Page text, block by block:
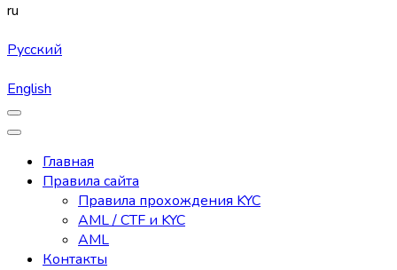
ru
Русский
English
Главная
Правила сайта
Правила прохождения KYC
AML / CTF и KYC
AML
Контакты